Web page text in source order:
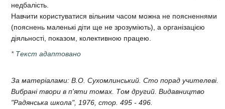
недбалість.
Навчити користуватися вільним часом можна не поясненнями
(пояснень маленькі діти ще не зрозуміють), а організацією
діяльності, показом, колективною працею.
* Текст адаптовано​
За матеріалами: В.О. Сухомлинський. Сто порад учителеві.
Вибрані твори в п'яти томах. Том другий. Видавництво
"Радянська школа", 1976, стор. 495 - 496.